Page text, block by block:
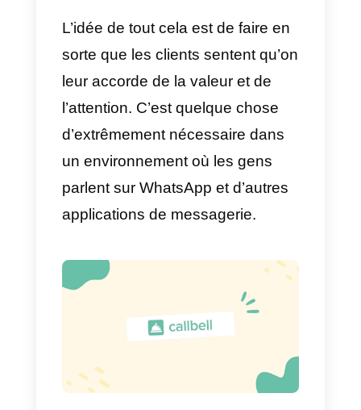
petit test auprès de votre client
potentiel afin de mieux le
connaître et d’avoir des
conversations plus fluides.
c) Produit sur mesure:
dans ce cas est de construire le
client potentiel a besoin. En
général, chaque abonnement ou
produit est conçu sur mesure
pour le client.